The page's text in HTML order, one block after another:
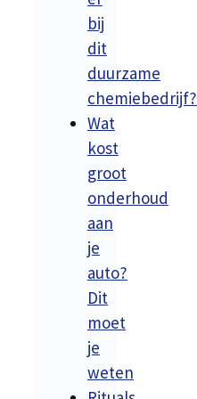
bij
dit
duurzame
chemiebedrijf?
Wat
kost
groot
onderhoud
aan
je
auto?
Dit
moet
je
weten